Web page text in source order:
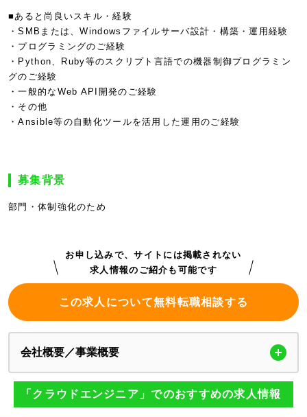
■あると尚良いスキル・経験
・SMBまたは、Windowsファイルサーバ設計・構築・運用経験
・プログラミングのご経験
・Python、Ruby等のスクリプト言語での機器制御プログラミン
グのご経験
・一般的なWeb API開発のご経験
・その他
・Ansible等の自動化ツールを活用した運用のご経験
募集背景
部門・体制強化のため
お申し込みで、サイトには掲載されない
求人情報のご紹介も可能です
この求人について無料転職相談する
会社概要／事業概要
「クラウドエンジニア」でのおすすめの求人情報